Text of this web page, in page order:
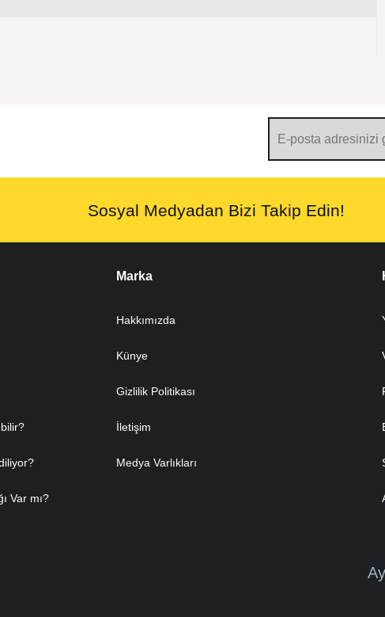
Sosyal Medyadan Bizi Takip Edin!
Var mı?
Marka
Hakkımızda
Künye
Gizlilik Politikası
İletişim
Medya Varlıkları